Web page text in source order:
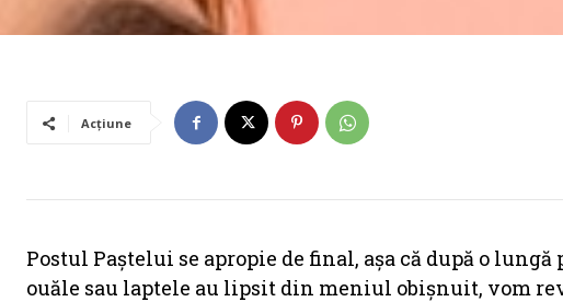
Acțiune
Postul Paştelui se apropie de final, așa că după o
ouăle sau laptele au lipsit din meniul obișnuit, vom